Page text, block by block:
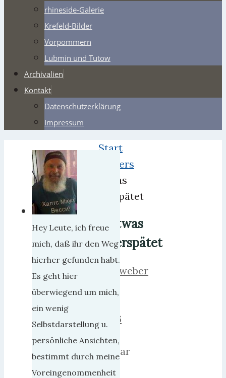
rhineside-Galerie
Krefeld-Bilder
Vorpommern
Lubmin und Tutow
Archivalien
Kontakt
Datenschutzerklärung
Impressum
Start
Webers
Etwas
verspätet
Etwas
verspätet
herrweber
2006
29.
Januar
2019
Hey Leute, ich freue
mich, daß ihr den Weg
hierher gefunden habt.
Es geht hier
überwiegend um mich,
ein wenig
Selbstdarstellung u.
persönliche Ansichten,
bestimmt durch meine
Voreingenommenheit